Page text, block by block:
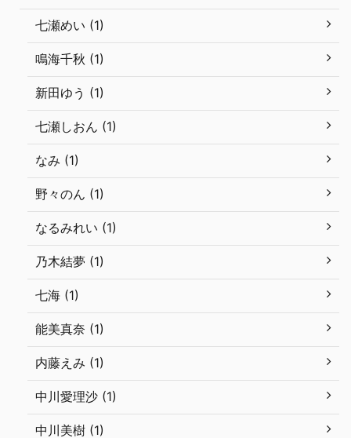
七瀬めい (1)
鳴海千秋 (1)
新田ゆう (1)
七瀬しおん (1)
なみ (1)
野々のん (1)
なるみれい (1)
乃木結夢 (1)
七海 (1)
能美真奈 (1)
内藤えみ (1)
中川愛理沙 (1)
中川美樹 (1)